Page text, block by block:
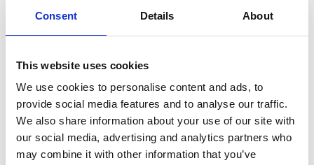
Consent Details About
This website uses cookies
We use cookies to personalise content and ads, to
provide social media features and to analyse our traffic.
We also share information about your use of our site with
our social media, advertising and analytics partners who
may combine it with other information that you’ve